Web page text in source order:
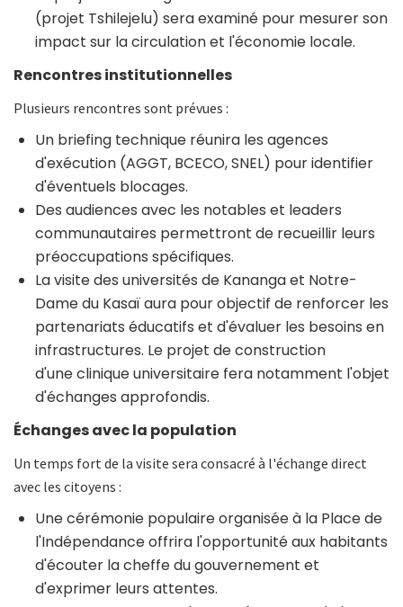
(projet Tshilejelu) sera examiné pour mesurer son
impact sur la circulation et l'économie locale.
Rencontres institutionnelles
Plusieurs rencontres sont prévues :
Un briefing technique réunira les agences
d'exécution (AGGT, BCECO, SNEL) pour identifier
d'éventuels blocages.
Des audiences avec les notables et leaders
communautaires permettront de recueillir leurs
préoccupations spécifiques.
La visite des universités de Kananga et Notre-
Dame du Kasaï aura pour objectif de renforcer les
partenariats éducatifs et d'évaluer les besoins en
infrastructures. Le projet de construction
d'une clinique universitaire fera notamment l'objet
d'échanges approfondis.
Échanges avec la population
Un temps fort de la visite sera consacré à l'échange direct
avec les citoyens :
Une cérémonie populaire organisée à la Place de
l'Indépendance offrira l'opportunité aux habitants
d'écouter la cheffe du gouvernement et
d'exprimer leurs attentes.